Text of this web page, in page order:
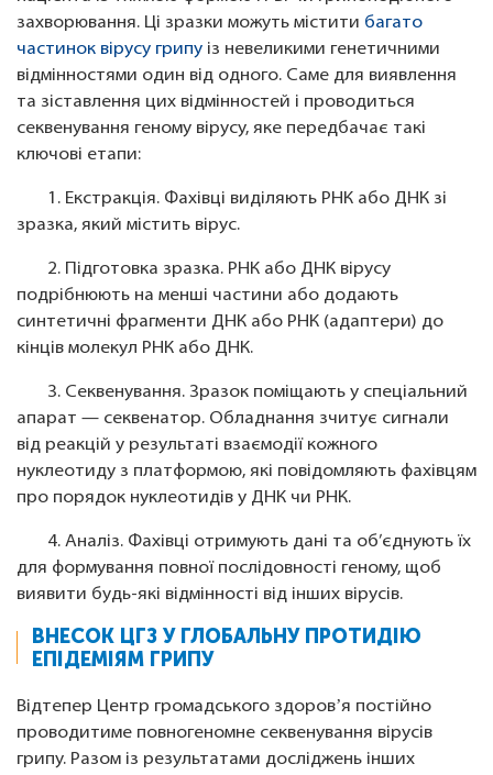
захворювання. Ці зразки можуть містити багато
частинок вірусу грипу із невеликими генетичними
відмінностями один від одного. Саме для виявлення
та зіставлення цих відмінностей і проводиться
секвенування геному вірусу, яке передбачає такі
ключові етапи:
1. Екстракція. Фахівці виділяють РНК або ДНК зі
зразка, який містить вірус.
2. Підготовка зразка. РНК або ДНК вірусу
подрібнюють на менші частини або додають
синтетичні фрагменти ДНК або РНК (адаптери) до
кінців молекул РНК або ДНК.
3. Секвенування. Зразок поміщають у спеціальний
апарат — секвенатор. Обладнання зчитує сигнали
від реакцій у результаті взаємодії кожного
нуклеотиду з платформою, які повідомляють фахівцям
про порядок нуклеотидів у ДНК чи РНК.
4. Аналіз. Фахівці отримують дані та об’єднують їх
для формування повної послідовності геному, щоб
виявити будь-які відмінності від інших вірусів.
ВНЕСОК ЦГЗ У ГЛОБАЛЬНУ ПРОТИДІЮ
ЕПІДЕМІЯМ ГРИПУ
Відтепер Центр громадського здоровʼя постійно
проводитиме повногеномне секвенування вірусів
грипу. Разом із результатами досліджень інших